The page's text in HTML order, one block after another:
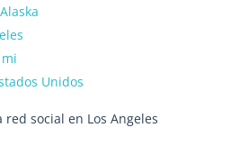
Unidos
social en Los Angeles